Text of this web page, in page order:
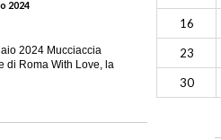
2024
2024 Mucciaccia
di Roma With Love, la
16
23
30